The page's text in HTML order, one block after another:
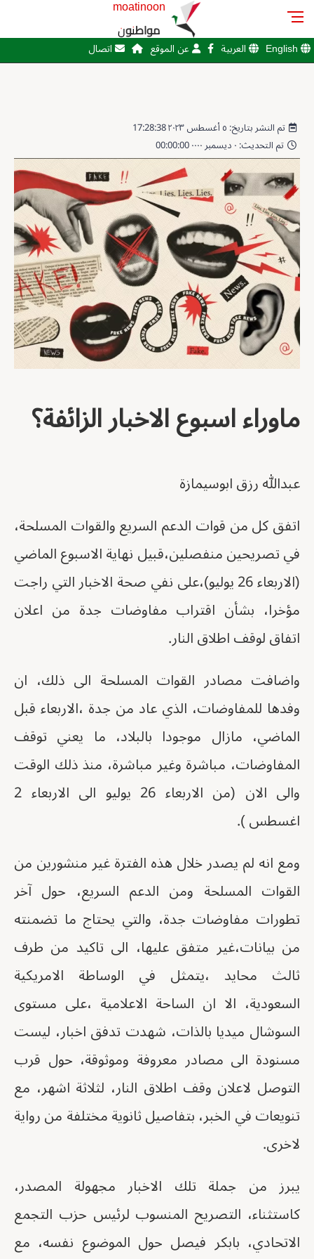
moatinoon
مواطنون
English العربية عن الموقع اتصال
تم النشر بتاريخ: ٥ أغسطس ٢٠٢٣ 17:28:38
تم التحديث: ٠ ديسمبر ٠٠٠٠ 00:00:00
ماوراء اسبوع الاخبار الزائفة؟
عبدالله رزق ابوسيمازة
اتفق كل من قوات الدعم السريع والقوات المسلحة،
في تصريحين منفصلين،قبيل نهاية الاسبوع الماضي
(الاربعاء 26 يوليو)،على نفي صحة الاخبار التي راجت
مؤخرا، بشأن اقتراب مفاوضات جدة من اعلان
اتفاق لوقف اطلاق النار.
واضافت مصادر القوات المسلحة الى ذلك، ان
وفدها للمفاوضات، الذي عاد من جدة ،الاربعاء قبل
الماضي، مازال موجودا بالبلاد، ما يعني توقف
المفاوضات، مباشرة وغير مباشرة، منذ ذلك الوقت
والى الان (من الاربعاء 26 يوليو الى الاربعاء 2
اغسطس ).
ومع انه لم يصدر خلال هذه الفترة غير منشورين من
القوات المسلحة ومن الدعم السريع، حول آخر
تطورات مفاوضات جدة، والتي يحتاج ما تضمنته
من بيانات،غير متفق عليها، الى تاكيد من طرف
ثالث محايد ،يتمثل في الوساطة الامريكية
السعودية، الا ان الساحة الاعلامية ،على مستوى
السوشال ميديا بالذات، شهدت تدفق اخبار، ليست
مسنودة الى مصادر معروفة وموثوقة، حول قرب
التوصل لاعلان وقف اطلاق النار، لثلاثة اشهر، مع
تنويعات في الخبر، بتفاصيل ثانوية مختلفة من رواية
لاخرى.
يبرز من جملة تلك الاخبار مجهولة المصدر،
كاستثناء، التصريح المنسوب لرئيس حزب التجمع
الاتحادي، بابكر فيصل حول الموضوع نفسه، مع